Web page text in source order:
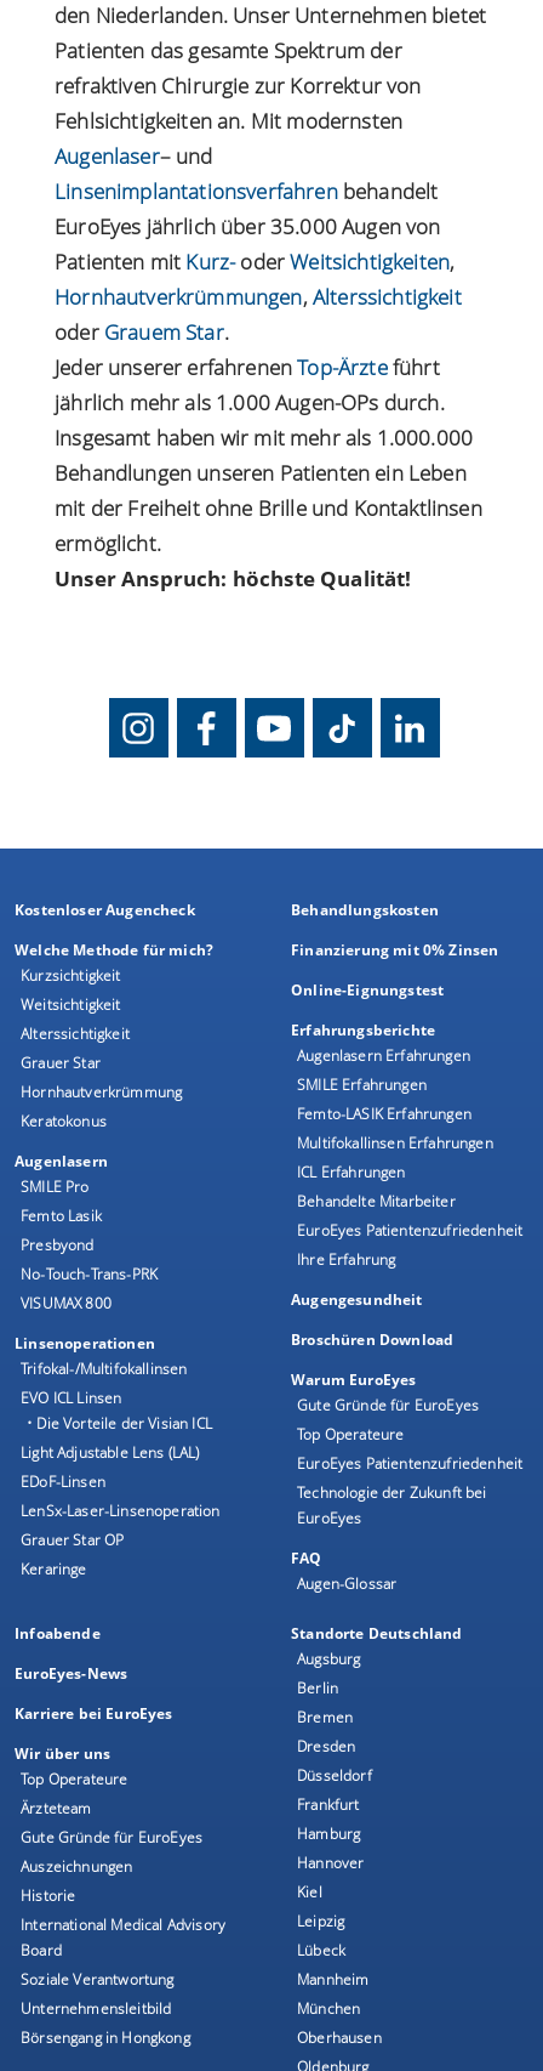
den Niederlanden. Unser Unternehmen bietet
Patienten das gesamte Spektrum der
refraktiven Chirurgie zur Korrektur von
Fehlsichtigkeiten an. Mit modernsten
Augenlaser– und
Linsenimplantationsverfahrenbehandelt
EuroEyes jährlich über 35.000 Augen von
Patienten mit Kurz-oderWeitsichtigkeiten,
Hornhautverkrümmungen,Alterssichtigkeit
oder Grauem Star.
Jeder unserer erfahrenenTop-Ärzteführt
jährlich mehr als 1.000 Augen-OPs durch.
Insgesamt haben wir mit mehr als 1.000.000
Behandlungen unseren Patienten ein Leben
mit der Freiheit ohne Brille und Kontaktlinsen
ermöglicht.
Unser Anspruch: höchste Qualität!
Kostenloser Augencheck
Welche Methode für mich?
Kurzsichtigkeit
Weitsichtigkeit
Alterssichtigkeit
Grauer Star
Hornhautverkrümmung
Keratokonus
Augenlasern
SMILE Pro
Femto Lasik
Presbyond
No-Touch-Trans-PRK
VISUMAX 800
Linsenoperationen
Trifokal-/Multifokallinsen
EVO ICL Linsen
• Die Vorteile der Visian ICL
Light Adjustable Lens (LAL)
EDoF-Linsen
LenSx-Laser-Linsenoperation
Grauer Star OP
Keraringe
Behandlungskosten
Finanzierung mit 0% Zinsen
Online-Eignungstest
Erfahrungsberichte
Augenlasern Erfahrungen
SMILE Erfahrungen
Femto-LASIK Erfahrungen
Multifokallinsen Erfahrungen
ICL Erfahrungen
Behandelte Mitarbeiter
EuroEyes Patientenzufriedenheit
Ihre Erfahrung
Augengesundheit
Broschüren Download
Warum EuroEyes
Gute Gründe für EuroEyes
Top Operateure
EuroEyes Patientenzufriedenheit
Technologie der Zukunft bei
EuroEyes
FAQ
Augen-Glossar
Infoabende
EuroEyes-News
Karriere bei EuroEyes
Wir über uns
Top Operateure
Ärzteteam
Gute Gründe für EuroEyes
Auszeichnungen
Historie
International Medical Advisory
Board
Soziale Verantwortung
Unternehmensleitbild
Börsengang in Hongkong
Standorte Deutschland
Augsburg
Berlin
Bremen
Dresden
Düsseldorf
Frankfurt
Hamburg
Hannover
Kiel
Leipzig
Lübeck
Mannheim
München
Oberhausen
Oldenburg